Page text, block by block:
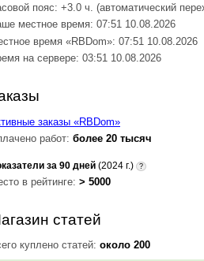
пояс: +3.0 ч. (автоматический
местное время: 07:51 10.08.2026
время «RBDom»: 07:51 10.08.2026
на сервере: 03:51 10.08.2026
заказы «RBDom»
работ: более 20 тысяч
за 90 дней (2024 г.) ?
в рейтинге: > 5000
статей
куплено статей: около 200